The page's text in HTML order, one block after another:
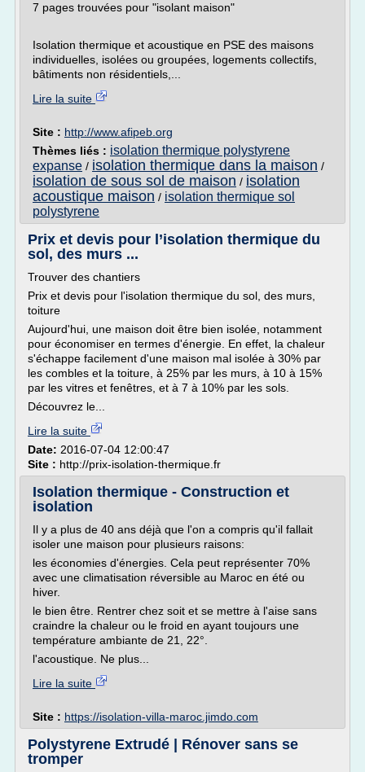
7 pages trouvées pour "isolant maison"
Isolation thermique et acoustique en PSE des maisons
individuelles, isolées ou groupées, logements collectifs,
bâtiments non résidentiels,...
Lire la suite
Site : http://www.afipeb.org
Thèmes liés : isolation thermique polystyrene
expanse / isolation thermique dans la maison /
isolation de sous sol de maison / isolation
acoustique maison / isolation thermique sol
polystyrene
Prix et devis pour l’isolation thermique du
sol, des murs ...
Trouver des chantiers
Prix et devis pour l'isolation thermique du sol, des murs,
toiture
Aujourd'hui, une maison doit être bien isolée, notamment
pour économiser en termes d'énergie. En effet, la chaleur
s'échappe facilement d'une maison mal isolée à 30% par
les combles et la toiture, à 25% par les murs, à 10 à 15%
par les vitres et fenêtres, et à 7 à 10% par les sols.
Découvrez le...
Lire la suite
Date: 2016-07-04 12:00:47
Site : http://prix-isolation-thermique.fr
Isolation thermique - Construction et
isolation
Il y a plus de 40 ans déjà que l'on a compris qu'il fallait
isoler une maison pour plusieurs raisons:
les économies d'énergies. Cela peut représenter 70%
avec une climatisation réversible au Maroc en été ou
hiver.
le bien être. Rentrer chez soit et se mettre à l'aise sans
craindre la chaleur ou le froid en ayant toujours une
température ambiante de 21, 22°.
l'acoustique. Ne plus...
Lire la suite
Site : https://isolation-villa-maroc.jimdo.com
Polystyrene Extrudé | Rénover sans se
tromper